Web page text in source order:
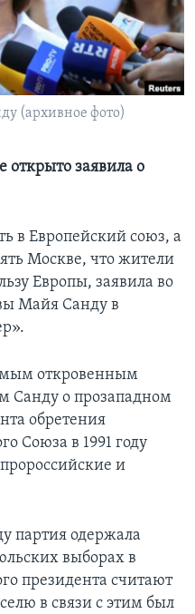
(архивное фото)
заявила о
в Европейский союз, а
Москве, что жители
Европы, заявила во
Майя Санду в
откровенным
Санду о прозападном
обретения
Союза в 1991 году
и
партия одержала
выборах в
президента считают
в связи с этим был